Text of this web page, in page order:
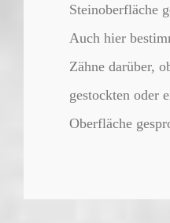
Steinoberfläche
Auch hier
Zähne darüber,
gestockten oder
Oberfläche